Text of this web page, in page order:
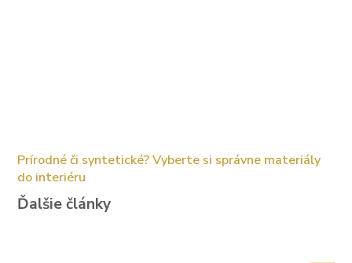
Prírodné či syntetické? Vyberte si správne materiály
do interiéru
Ďalšie články